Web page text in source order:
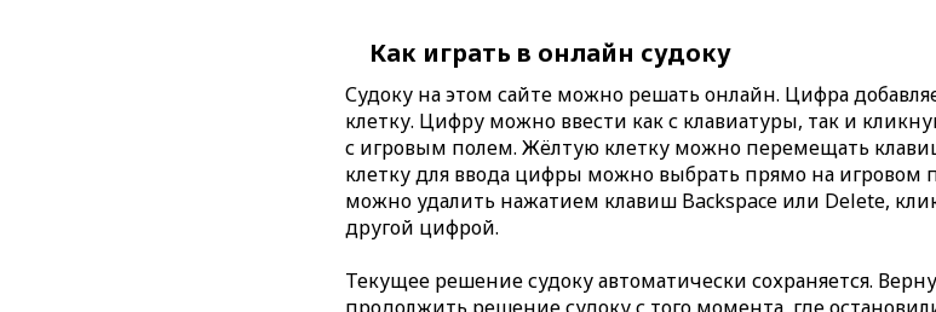
Как играть в онлайн судоку
Судоку на этом сайте можно решать онлайн. Цифра
клетку. Цифру можно ввести как с клавиатуры, так и
с игровым полем. Жёлтую клетку можно перемещать
клетку для ввода цифры можно выбрать прямо на
можно удалить нажатием клавиш Backspace или Delete,
другой цифрой.
Текущее решение судоку автоматически сохраняется.